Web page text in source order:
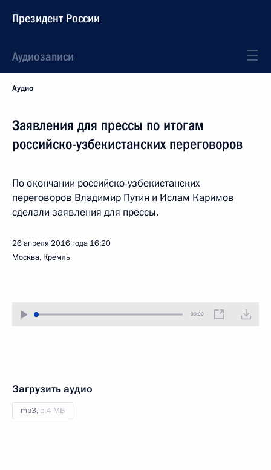
Президент России
Аудиозаписи
Аудио
Заявления для прессы по итогам
российско-узбекистанских переговоров
По окончании российско-узбекистанских
переговоров Владимир Путин и Ислам Каримов
сделали заявления для прессы.
26 апреля 2016 года 16:20
Москва, Кремль
00:00
Загрузить аудио
mp3, 5.4 МБ